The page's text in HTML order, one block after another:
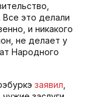
Все это делали
и никакого
не делает у
Народного
заявил